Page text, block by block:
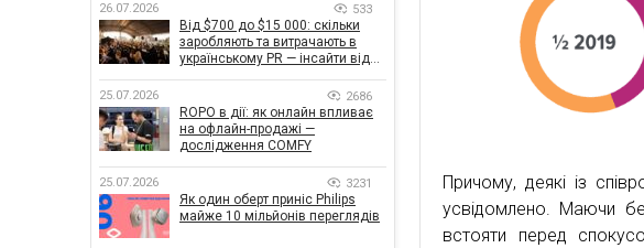
Причому, деякі із
усвідомлено. Маючи
встояти перед
26.07.2026 533
Від $700 до $15 000: скільки
заробляють та витрачають в
українському PR — інсайти від
25.07.2026 2686
ROPO в дії: як онлайн впливає
на офлайн-продажі —
дослідження COMFY
25.07.2026 3231
Як один оберт приніс Philips
майже 10 мільйонів переглядів